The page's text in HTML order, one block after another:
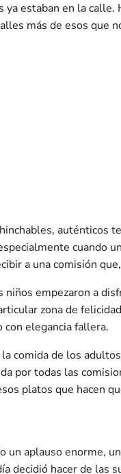
estaban en la calle.
más de esos que
auténticos
cuando
a una comisión
empezaron a
zona de
elegancia fallera.
comida de los
por todas las
platos que hacen
un aplauso enorme,
decidió hacer de las